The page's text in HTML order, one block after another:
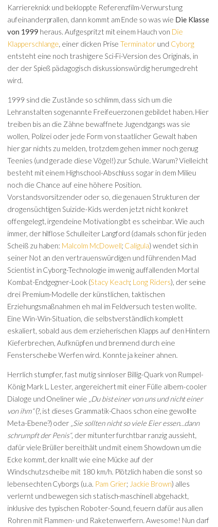
Karriereknick und bekloppte Referenzfilm-Verwurstung
aufeinanderprallen, dann kommt am Ende so was wie Die Klasse
von 1999 heraus. Aufgespritzt mit einem Hauch von Die
Klapperschlange , einer dicken PriseTerminatorund Cyborg
entsteht eine noch trashigere Sci-Fi-Version des Originals, in
der der Spieß pädagogisch diskussionswürdig herumgedreht
wird.
1999 sind die Zustände so schlimm, dass sich um die
Lehranstalten sogenannte Freifeuerzonen gebildet haben. Hier
treiben bis an die Zähne bewaffnete Jugendgangs was sie
wollen, Polizei oder jede Form von staatlicher Gewalt haben
hier gar nichts zu melden, trotzdem gehen immer noch genug
Teenies (und gerade diese Vögel!) zur Schule. Warum? Vielleicht
besteht mit einem Highschool-Abschluss sogar in dem Milieu
noch die Chance auf eine höhere Position.
Vorstandsvorsitzender oder so, die genauen Strukturen der
drogensüchtigen Suizide-Kids werden jetzt nicht konkret
offengelegt, irgendeine Motivation gibt es scheinbar. Wie auch
immer, der hilflose Schulleiter Langford (damals schon für jeden
Scheiß zu haben: Malcolm McDowell; Caligula) wendet sich in
seiner Not an den vertrauenswürdigen und führenden Mad
Scientist in Cyborg-Technologie im wenig auffallenden Mortal
Kombat-Endgegner-Look (Stacy Keach; Long Riders), der seine
drei Premium-Modelle der künstlichen, taktischen
Erziehungsmaßnahmen eh mal im Feldversuch testen wollte.
Eine Win-Win-Situation, die selbstverständlich komplett
eskaliert, sobald aus dem erzieherischen Klapps auf den Hintern
Kieferbrechen, Aufknüpfen und brennend durch eine
Fensterscheibe Werfen wird. Konnte ja keiner ahnen.
Herrlich stumpfer, fast mutig sinnloser Billig-Quark von Rumpel-
König Mark L. Lester, angereichert mit einer Fülle albern-cooler
Dialoge und Oneliner wie
„Du bist einer von uns und nicht einer
von ihm“(?, ist dieses Grammatik-Chaos schon eine gewollte
Meta-Ebene?) oder
„Sie sollten nicht so viele Eier essen…dann
schrumpft der Penis“, der mitunter furchtbar ranzig aussieht,
dafür viele Brüller bereithält und mit einem Showdown um die
Ecke kommt, der knallt wie eine Mücke auf der
Windschutzscheibe mit 180 km/h. Plötzlich haben die sonst so
lebensechten Cyborgs (u.a. Pam Grier; Jackie Brown) alles
verlernt und bewegen sich statisch-maschinell abgehackt,
inklusive des typischen Roboter-Sound, feuern dafür aus allen
Rohren mit Flammen- und Raketenwerfern. Awesome! Nun darf